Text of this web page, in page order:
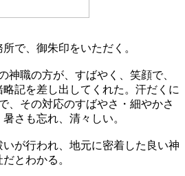
で、御朱印をいただく。
神職の方が、すばやく、笑顔で、
略記を差し出してくれた。汗だくに
、その対応のすばやさ・細やかさ
さも忘れ、清々しい。
が行われ、地元に密着した良い神
だとわかる。